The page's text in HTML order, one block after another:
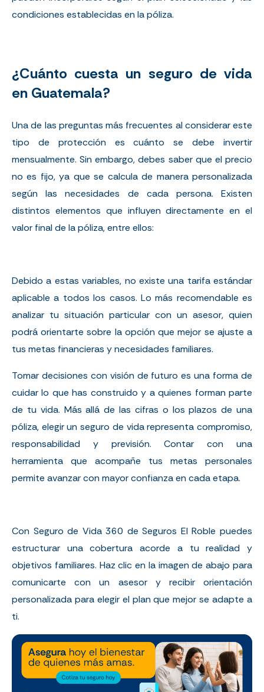
condiciones establecidas en la póliza.
¿Cuánto cuesta un seguro de vida
en Guatemala?
Una de las preguntas más frecuentes al considerar este
tipo de protección es cuánto se debe invertir
mensualmente. Sin embargo, debes saber que el precio
no es fijo, ya que se calcula de manera personalizada
según las necesidades de cada persona. Existen
distintos elementos que influyen directamente en el
valor final de la póliza, entre ellos:
Debido a estas variables, no existe una tarifa estándar
aplicable a todos los casos. Lo más recomendable es
analizar tu situación particular con un asesor, quien
podrá orientarte sobre la opción que mejor se ajuste a
tus metas financieras y necesidades familiares.
Tomar decisiones con visión de futuro es una forma de
cuidar lo que has construido y a quienes forman parte
de tu vida. Más allá de las cifras o los plazos de una
póliza, elegir un seguro de vida representa compromiso,
responsabilidad y previsión. Contar con una
herramienta que acompañe tus metas personales
permite avanzar con mayor confianza en cada etapa.
Con Seguro de Vida 360 de Seguros El Roble puedes
estructurar una cobertura acorde a tu realidad y
objetivos familiares. Haz clic en la imagen de abajo para
comunicarte con un asesor y recibir orientación
personalizada para elegir el plan que mejor se adapte a
ti.